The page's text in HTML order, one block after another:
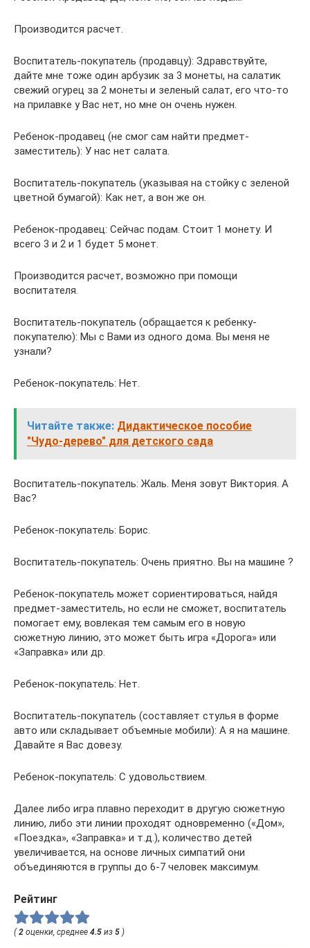
Производится расчет.
Воспитатель-покупатель (продавцу): Здравствуйте,
дайте мне тоже один арбузик за 3 монеты, на салатик
свежий огурец за 2 монеты и зеленый салат, его что-то
на прилавке у Вас нет, но мне он очень нужен.
Ребенок-продавец (не смог сам найти предмет-
заместитель): У нас нет салата.
Воспитатель-покупатель (указывая на стойку с зеленой
цветной бумагой): Как нет, а вон же он.
Ребенок-продавец: Сейчас подам. Стоит 1 монету. И
всего 3 и 2 и 1 будет 5 монет.
Производится расчет, возможно при помощи
воспитателя.
Воспитатель-покупатель (обращается к ребенку-
покупателю): Мы с Вами из одного дома. Вы меня не
узнали?
Ребенок-покупатель: Нет.
Читайте также: Дидактическое пособие
"Чудо-дерево" для детского сада
Воспитатель-покупатель: Жаль. Меня зовут Виктория. А
Вас?
Ребенок-покупатель: Борис.
Воспитатель-покупатель: Очень приятно. Вы на машине ?
Ребенок-покупатель может сориентироваться, найдя
предмет-заместитель, но если не сможет, воспитатель
помогает ему, вовлекая тем самым его в новую
сюжетную линию, это может быть игра «Дорога» или
«Заправка» или др.
Ребенок-покупатель: Нет.
Воспитатель-покупатель (составляет стулья в форме
авто или складывает объемные мобили): А я на машине.
Давайте я Вас довезу.
Ребенок-покупатель: С удовольствием.
Далее либо игра плавно переходит в другую сюжетную
линию, либо эти линии проходят одновременно («Дом»,
«Поездка», «Заправка» и т.д.), количество детей
увеличивается, на основе личных симпатий они
объединяются в группы до 6-7 человек максимум.
Рейтинг
(2 оценки, среднее 4.5 из 5 )